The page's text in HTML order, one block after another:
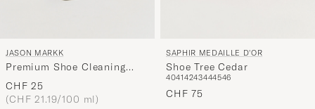
JASON MARKK
Premium Shoe Cleaning
Essential Kit
CHF 25
(CHF 21.19/100 ml)
SAPHIR MEDAILLE D'OR
Shoe Tree Cedar
40414243444546
CHF 75